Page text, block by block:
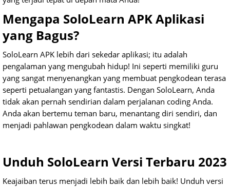
Mengapa SoloLearn APK Aplikasi
yang Bagus?
SoloLearn APK lebih dari sekedar aplikasi; itu adalah
pengalaman yang mengubah hidup! Ini seperti memiliki guru
yang sangat menyenangkan yang membuat pengkodean terasa
seperti petualangan yang fantastis. Dengan SoloLearn, Anda
tidak akan pernah sendirian dalam perjalanan coding Anda.
Anda akan bertemu teman baru, menantang diri sendiri, dan
menjadi pahlawan pengkodean dalam waktu singkat!
Unduh SoloLearn Versi Terbaru 2023
Keajaiban terus menjadi lebih baik dan lebih baik! Unduh versi